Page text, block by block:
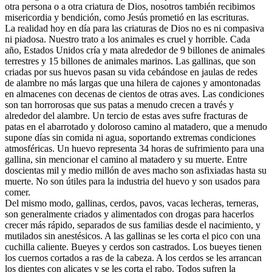
otra persona o a otra criatura de Dios, nosotros también recibimos
misericordia y bendición, como Jesús prometió en las escrituras.
La realidad hoy en día para las criaturas de Dios no es ni compasiva
ni piadosa. Nuestro trato a los animales es cruel y horrible. Cada
año, Estados Unidos cría y mata alrededor de 9 billones de animales
terrestres y 15 billones de animales marinos. Las gallinas, que son
criadas por sus huevos pasan su vida cebándose en jaulas de redes
de alambre no más largas que una hilera de cajones y amontonadas
en almacenes con decenas de cientos de otras aves. Las condiciones
son tan horrorosas que sus patas a menudo crecen a través y
alrededor del alambre. Un tercio de estas aves sufre fracturas de
patas en el abarrotado y doloroso camino al matadero, que a menudo
supone días sin comida ni agua, soportando extremas condiciones
atmosféricas. Un huevo representa 34 horas de sufrimiento para una
gallina, sin mencionar el camino al matadero y su muerte. Entre
doscientas mil y medio millón de aves macho son asfixiadas hasta su
muerte. No son útiles para la industria del huevo y son usados para
comer.
Del mismo modo, gallinas, cerdos, pavos, vacas lecheras, terneras,
son generalmente criados y alimentados con drogas para hacerlos
crecer más rápido, separados de sus familias desde el nacimiento, y
mutilados sin anestésicos. A las gallinas se les corta el pico con una
cuchilla caliente. Bueyes y cerdos son castrados. Los bueyes tienen
los cuernos cortados a ras de la cabeza. A los cerdos se les arrancan
los dientes con alicates y se les corta el rabo. Todos sufren la